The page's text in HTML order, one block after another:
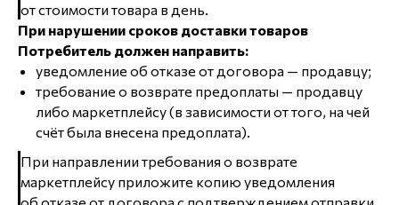
от стоимости товара в день.
При нарушении сроков доставки товаров
Потребитель должен направить:
уведомление об отказе от договора — продавцу;
требование о возврате предоплаты — продавцу
либо маркетплейсу (в зависимости от того, на чей
счёт была внесена предоплата).
При направлении требования о возврате
маркетплейсу приложите копию уведомления